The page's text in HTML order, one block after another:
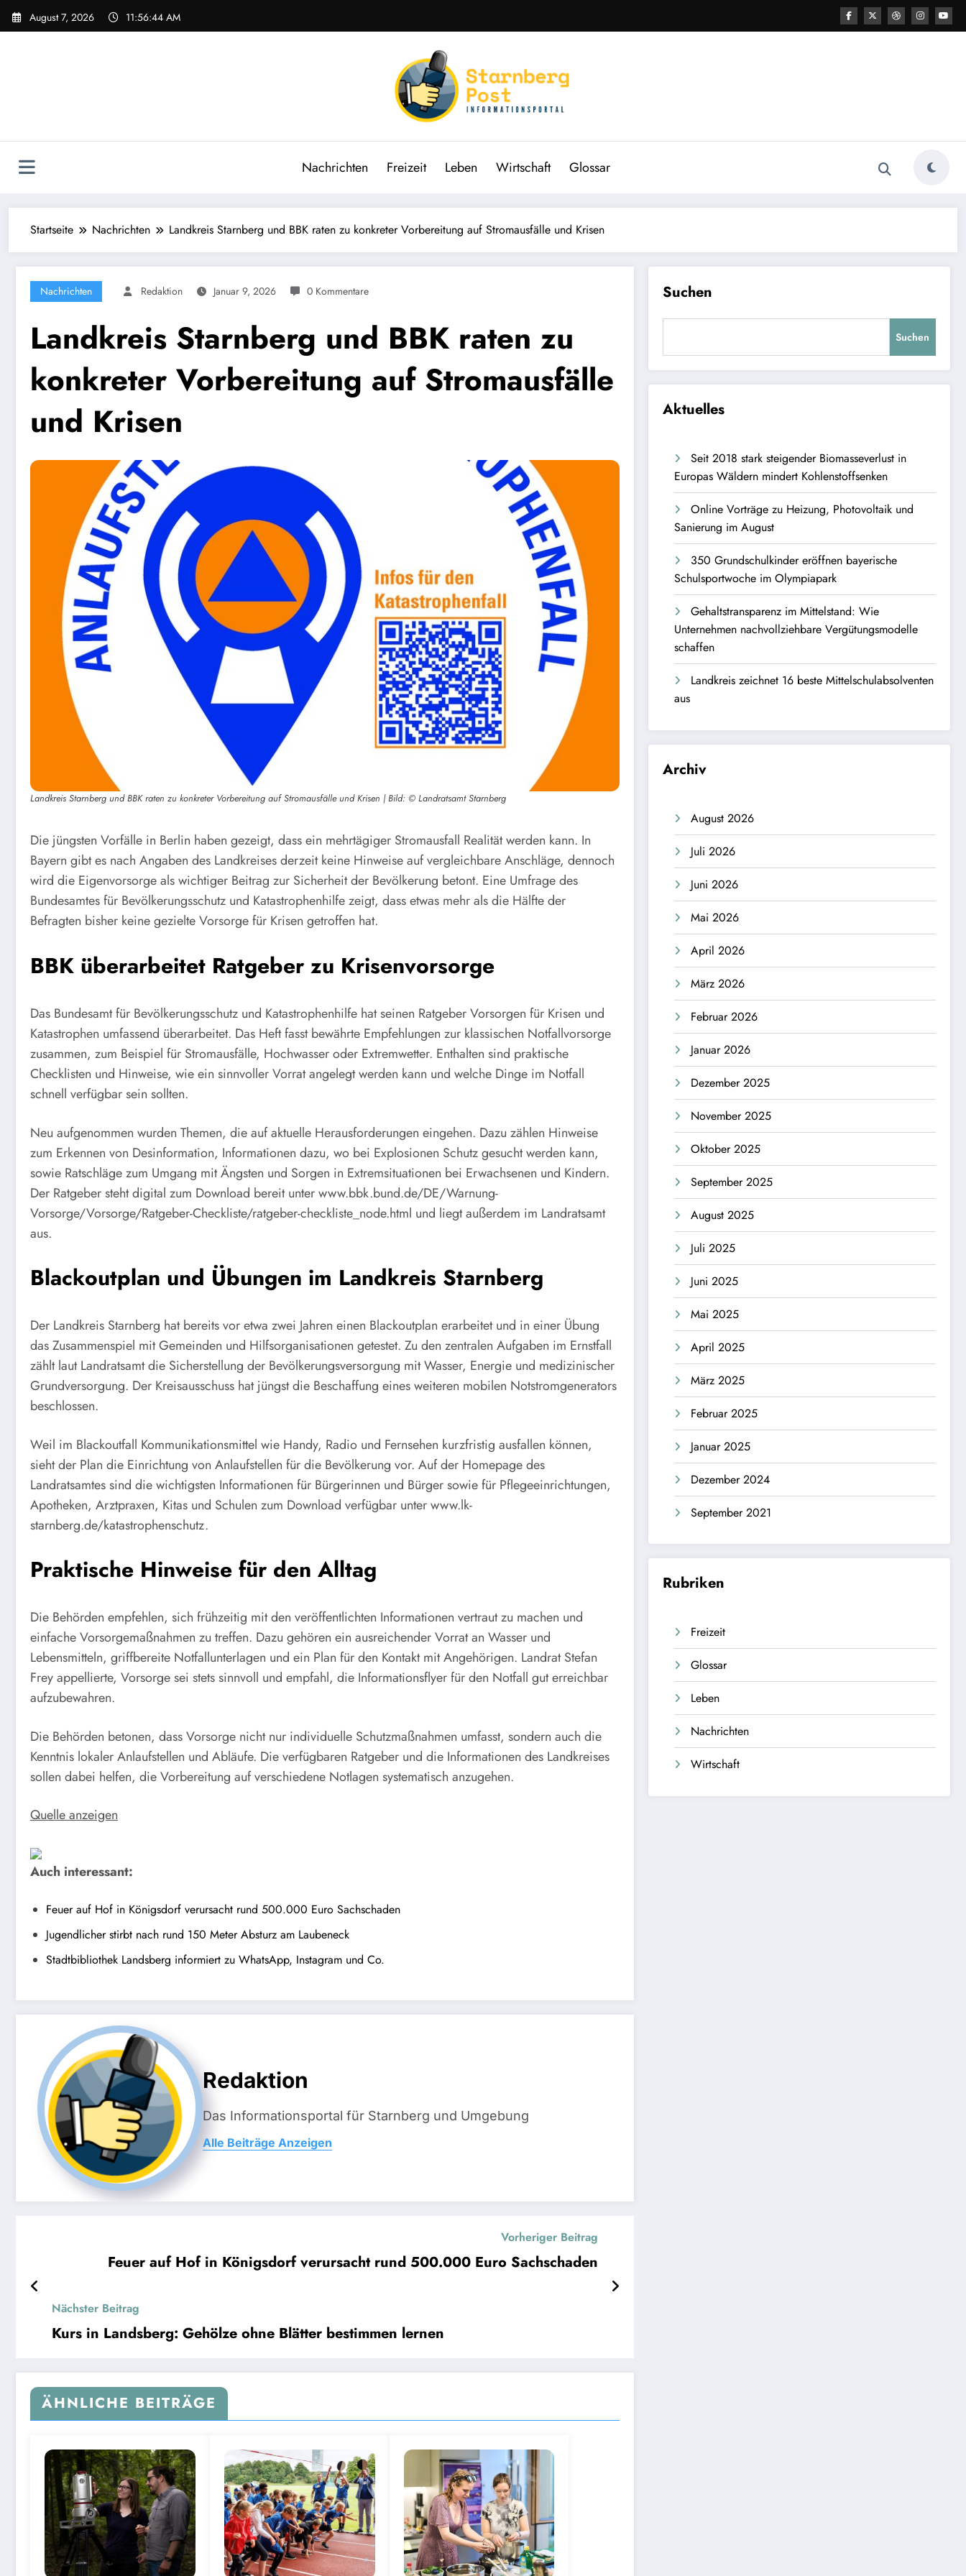
Zum
Inhalt
August 7, 2026 11:56:45 AM
Nachrichten Freizeit Leben Wirtschaft Glossar
Startseite Nachrichten Landkreis Starnberg und BBK raten zu konkreter Vorbereitung auf Stromausfälle und Krisen
Nachrichten Redaktion Januar 9, 2026 0 Kommentare
Landkreis Starnberg und BBK raten zu
konkreter Vorbereitung auf Stromausfälle
und Krisen
Landkreis Starnberg und BBK raten zu konkreter Vorbereitung auf Stromausfälle und Krisen | Bild: © Landratsamt Starnberg
Die jüngsten Vorfälle in Berlin haben gezeigt, dass ein mehrtägiger Stromausfall Realität werden kann. In
Bayern gibt es nach Angaben des Landkreises derzeit keine Hinweise auf vergleichbare Anschläge, dennoch
wird die Eigenvorsorge als wichtiger Beitrag zur Sicherheit der Bevölkerung betont. Eine Umfrage des
Bundesamtes für Bevölkerungsschutz und Katastrophenhilfe zeigt, dass etwas mehr als die Hälfte der
Befragten bisher keine gezielte Vorsorge für Krisen getroffen hat.
BBK überarbeitet Ratgeber zu Krisenvorsorge
Das Bundesamt für Bevölkerungsschutz und Katastrophenhilfe hat seinen Ratgeber Vorsorgen für Krisen und
Katastrophen umfassend überarbeitet. Das Heft fasst bewährte Empfehlungen zur klassischen Notfallvorsorge
zusammen, zum Beispiel für Stromausfälle, Hochwasser oder Extremwetter. Enthalten sind praktische
Checklisten und Hinweise, wie ein sinnvoller Vorrat angelegt werden kann und welche Dinge im Notfall
schnell verfügbar sein sollten.
Neu aufgenommen wurden Themen, die auf aktuelle Herausforderungen eingehen. Dazu zählen Hinweise
zum Erkennen von Desinformation, Informationen dazu, wo bei Explosionen Schutz gesucht werden kann,
sowie Ratschläge zum Umgang mit Ängsten und Sorgen in Extremsituationen bei Erwachsenen und Kindern.
Der Ratgeber steht digital zum Download bereit unter www.bbk.bund.de/DE/Warnung-
Vorsorge/Vorsorge/Ratgeber-Checkliste/ratgeber-checkliste_node.html und liegt außerdem im Landratsamt
aus.
Blackoutplan und Übungen im Landkreis Starnberg
Der Landkreis Starnberg hat bereits vor etwa zwei Jahren einen Blackoutplan erarbeitet und in einer Übung
das Zusammenspiel mit Gemeinden und Hilfsorganisationen getestet. Zu den zentralen Aufgaben im Ernstfall
zählt laut Landratsamt die Sicherstellung der Bevölkerungsversorgung mit Wasser, Energie und medizinischer
Grundversorgung. Der Kreisausschuss hat jüngst die Beschaffung eines weiteren mobilen Notstromgenerators
beschlossen.
Weil im Blackoutfall Kommunikationsmittel wie Handy, Radio und Fernsehen kurzfristig ausfallen können,
sieht der Plan die Einrichtung von Anlaufstellen für die Bevölkerung vor. Auf der Homepage des
Landratsamtes sind die wichtigsten Informationen für Bürgerinnen und Bürger sowie für Pflegeeinrichtungen,
Apotheken, Arztpraxen, Kitas und Schulen zum Download verfügbar unter www.lk-
starnberg.de/katastrophenschutz.
Praktische Hinweise für den Alltag
Die Behörden empfehlen, sich frühzeitig mit den veröffentlichten Informationen vertraut zu machen und
einfache Vorsorgemaßnahmen zu treffen. Dazu gehören ein ausreichender Vorrat an Wasser und
Lebensmitteln, griffbereite Notfallunterlagen und ein Plan für den Kontakt mit Angehörigen. Landrat Stefan
Frey appellierte, Vorsorge sei stets sinnvoll und empfahl, die Informationsflyer für den Notfall gut erreichbar
aufzubewahren.
Die Behörden betonen, dass Vorsorge nicht nur individuelle Schutzmaßnahmen umfasst, sondern auch die
Kenntnis lokaler Anlaufstellen und Abläufe. Die verfügbaren Ratgeber und die Informationen des Landkreises
sollen dabei helfen, die Vorbereitung auf verschiedene Notlagen systematisch anzugehen.
Quelle anzeigen
Auch interessant:
Feuer auf Hof in Königsdorf verursacht rund 500.000 Euro Sachschaden
Jugendlicher stirbt nach rund 150 Meter Absturz am Laubeneck
Stadtbibliothek Landsberg informiert zu WhatsApp, Instagram und Co.
Redaktion
Das Informationsportal für Starnberg und Umgebung
Alle Beiträge Anzeigen
Vorheriger Beitrag
Feuer auf Hof in Königsdorf verursacht rund 500.000 Euro Sachschaden
Nächster Beitrag
Kurs in Landsberg: Gehölze ohne Blätter bestimmen lernen
ÄHNLICHE BEITRÄGE
Suchen
Suchen
Aktuelles
Seit 2018 stark steigender Biomasseverlust in
Europas Wäldern mindert Kohlenstoffsenken
Online Vorträge zu Heizung, Photovoltaik und
Sanierung im August
350 Grundschulkinder eröffnen bayerische
Schulsportwoche im Olympiapark
Gehaltstransparenz im Mittelstand: Wie
Unternehmen nachvollziehbare Vergütungsmodelle
schaffen
Landkreis zeichnet 16 beste Mittelschulabsolventen
aus
Archiv
August 2026
Juli 2026
Juni 2026
Mai 2026
April 2026
März 2026
Februar 2026
Januar 2026
Dezember 2025
November 2025
Oktober 2025
September 2025
August 2025
Juli 2025
Juni 2025
Mai 2025
April 2025
März 2025
Februar 2025
Januar 2025
Dezember 2024
September 2021
Rubriken
Freizeit
Glossar
Leben
Nachrichten
Wirtschaft